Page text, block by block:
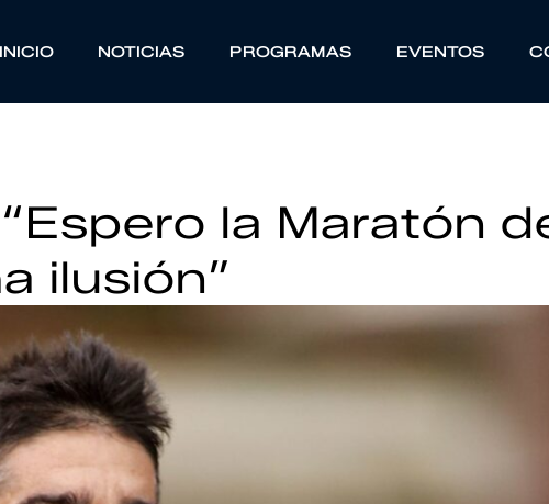
INICIO NOTICIAS PROGRAMAS EVENTOS
la Maratón
ilusión”